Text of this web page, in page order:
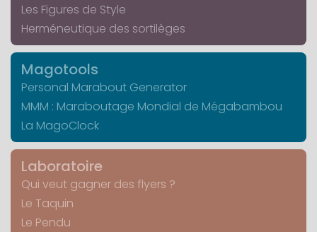
Les Figures de Style
Herméneutique des sortilèges
Magotools
Personal Marabout Generator
MMM : Maraboutage Mondial de Mégabambou
La MagoClock
Laboratoire
Qui veut gagner des flyers ?
Le Taquin
Le Pendu